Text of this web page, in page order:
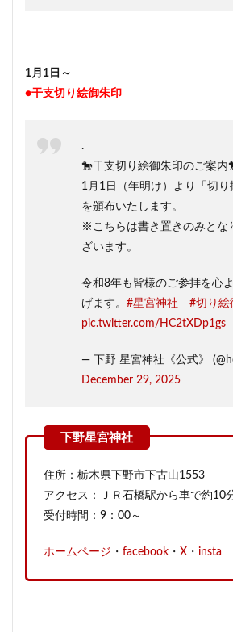
1月1日～
●干支切り絵御朱印
.
🐎干支切り絵御朱印のご案内
1月1日（年明け）より「切り
を頒布いたします。
※こちらは書き置きのみとな
ざいます。
令和8年も皆様のご参拝を心
げます。 #星宮神社
#切り絵
pic.twitter.com/HC2tXDp1gs
— 下野 星宮神社《公式》
December 29, 2025
住所：栃木県下野市下古山1553
アクセス：ＪＲ石橋駅から車で約10
受付時間：9：00～
ホームページ ・ facebook ・ X ・ insta